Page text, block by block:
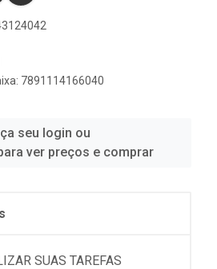
7891114166040
seu login ou
ver preços e comprar
SUAS TAREFAS